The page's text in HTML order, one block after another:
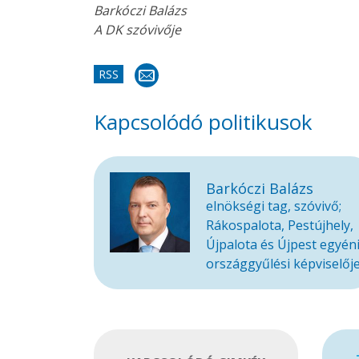
Barkóczi Balázs
A DK szóvivője
RSS
Kapcsolódó politikusok
Barkóczi Balázs
elnökségi tag, szóvivő;
Rákospalota, Pestújhely,
Újpalota és Újpest egyéni
országgyűlési képviselője